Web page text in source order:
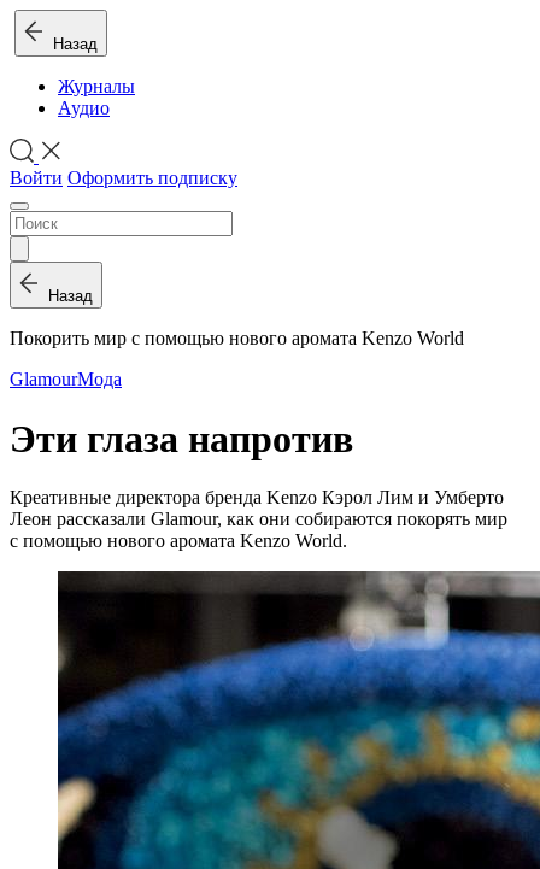
Назад
Журналы
Аудио
Войти Оформить подписку
Назад
Покорить мир с помощью нового аромата Kenzo World
GlamourМода
Эти глаза напротив
Креативные директора бренда Kenzo Кэрол Лим и Умберто
Леон рассказали Glamour, как они собираются покорять мир
с помощью нового аромата Kenzo World.